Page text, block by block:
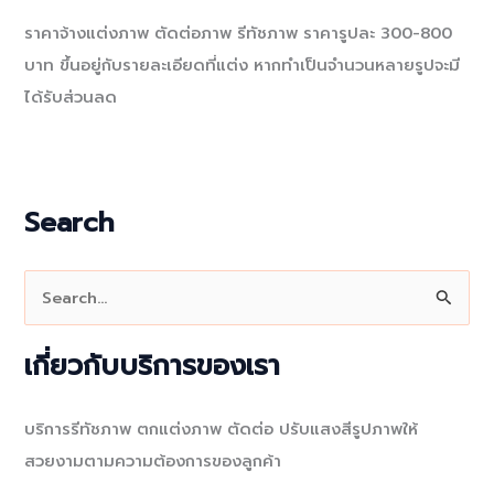
ราคาจ้างแต่งภาพ ตัดต่อภาพ รีทัชภาพ ราคารูปละ 300-800
บาท ขึ้นอยู่กับรายละเอียดที่แต่ง หากทำเป็นจำนวนหลายรูปจะมี
ได้รับส่วนลด
Search
r
เกี่ยวกับบริการของเรา
บริการรีทัชภาพ ตกแต่งภาพ ตัดต่อ ปรับแสงสีรูปภาพให้
สวยงามตามความต้องการของลูกค้า